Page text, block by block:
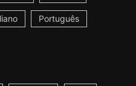
Português